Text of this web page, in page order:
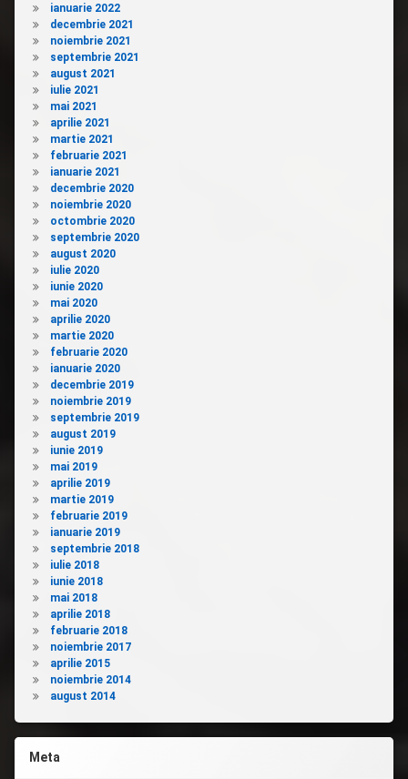
ianuarie 2022
decembrie 2021
noiembrie 2021
septembrie 2021
august 2021
iulie 2021
mai 2021
aprilie 2021
martie 2021
februarie 2021
ianuarie 2021
decembrie 2020
noiembrie 2020
octombrie 2020
septembrie 2020
august 2020
iulie 2020
iunie 2020
mai 2020
aprilie 2020
martie 2020
februarie 2020
ianuarie 2020
decembrie 2019
noiembrie 2019
septembrie 2019
august 2019
iunie 2019
mai 2019
aprilie 2019
martie 2019
februarie 2019
ianuarie 2019
septembrie 2018
iulie 2018
iunie 2018
mai 2018
aprilie 2018
februarie 2018
noiembrie 2017
aprilie 2015
noiembrie 2014
august 2014
Meta